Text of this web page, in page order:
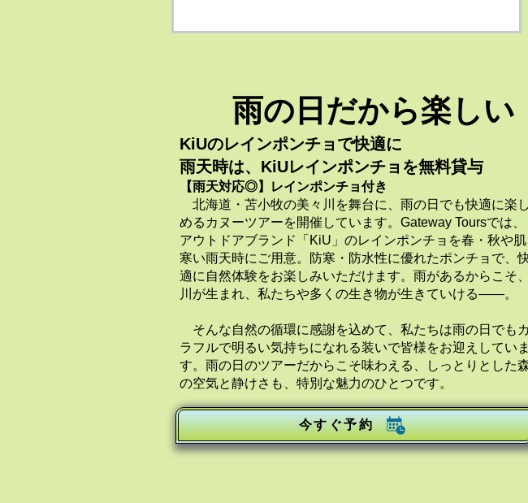
雨の日だから楽しい
KiUのレインポンチョで快適に
雨天時は、KiUレインポンチョを無料貸与
【雨天対応◎】レインポンチョ付き
北海道・苫小牧の美々川を舞台に、雨の日でも快適に楽し
めるカヌーツアーを開催しています。Gateway Toursでは、
アウトドアブランド「KiU」のレインポンチョを春・秋や肌
寒い雨天時にご用意。防寒・防水性に優れたポンチョで、
適に自然体験をお楽しみいただけます。雨があるからこそ、
川が生まれ、私たちや多くの生き物が生きていける――。
そんな自然の循環に感謝を込めて、私たちは雨の日でもカ
ラフルで明るい気持ちになれる装いで皆様をお迎えしていま
す。雨の日のツアーだからこそ味わえる、しっとりとした
の空気と静けさも、特別な魅力のひとつです。
今すぐ予約